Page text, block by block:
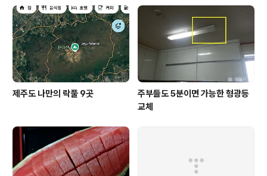
이라 남녀노소 누구나 쉽게 둘러 볼 수 있는 장점이 있습니
다. 처음에는 입장료가 없이 누구나 드나들 수 있었는데요
이제는 5천 원이라는 입장료를 받고 있습니다. 상가리야자
숲 입구에는 간이 매표소가 설치되어 있는데..
제주도 나만의 락풀 9곳
주부들도 5분이면 가능한 형광등
교체